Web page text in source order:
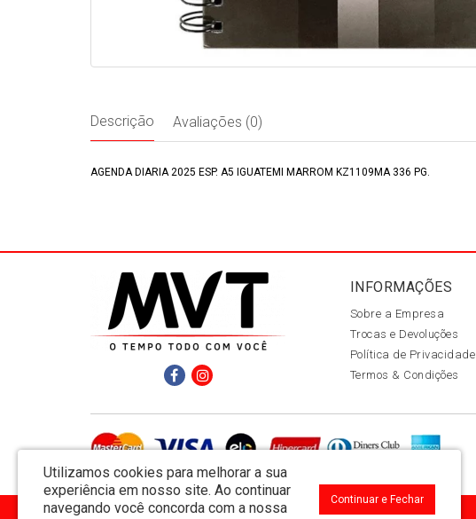
Descrição Avaliações (0)
AGENDA DIARIA 2025 ESP. A5 IGUATEMI MARROM KZ1109MA 336 PG.
INFORMAÇÕES
Sobre a Empresa
Trocas e Devoluções
Política de Privacidade
Termos & Condições
Utilizamos cookies para melhorar a sua
experiência em nosso site. Ao continuar
navegando você concorda com a nossa
Continuar e Fechar